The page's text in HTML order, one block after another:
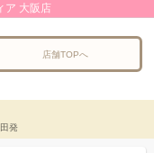
ア 大阪店
店舗TOPへ
発